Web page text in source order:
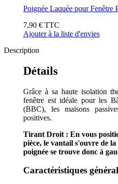
Poignée Laquée pour Fenêtre
7,90 € TTC
Ajouter à la liste d'envies
Description
Détails
Grâce à sa haute isolation
fenêtre est idéale pour les
(BBC), les maisons
positives.
Tirant Droit : En vous
pièce, le vantail s'ouvre de
poignée se trouve donc à
Caractéristiques